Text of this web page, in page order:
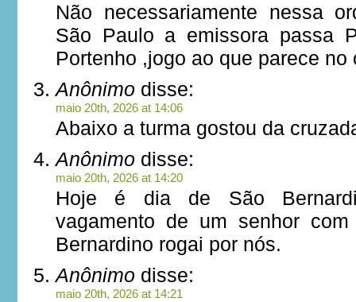
Não necessariamente nessa
São Paulo a emissora passa
Portenho ,jogo ao que parece no
Anônimo disse:
maio 20th, 2026 at 14:06
Abaixo a turma gostou da
Anônimo disse:
maio 20th, 2026 at 14:20
Hoje é dia de São
vagamento de um senhor
Bernardino rogai por nós.
Anônimo disse:
maio 20th, 2026 at 14:21